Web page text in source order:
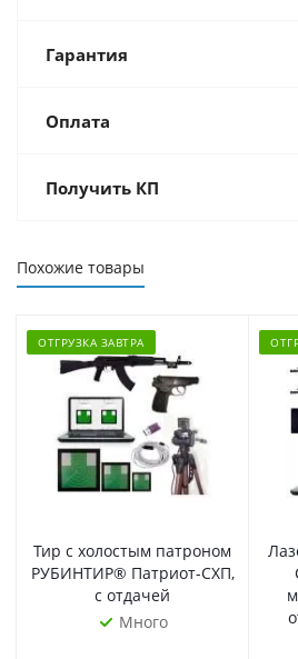
Гарантия
Оплата
Получить КП
Похожие товары
ОТГРУЗКА ЗАВТРА
Тир с холостым патроном
РУБИНТИР® Патриот-СХП,
с отдачей
Много